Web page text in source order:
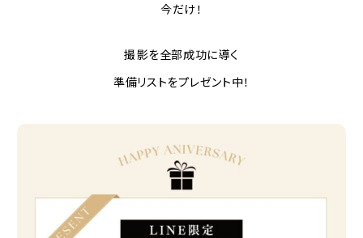
今だけ！
撮影を全部成功に導く
準備リストをプレゼント中！